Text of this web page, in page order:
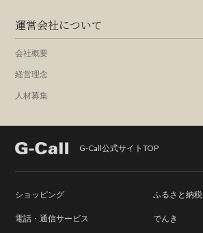
運営会社について
会社概要
経営理念
人材募集
G-Call公式サイトTOP
ショッピング ふるさと納税
電話・通信サービス でんき